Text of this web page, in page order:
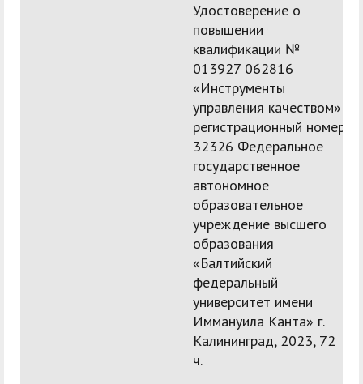
Удостоверение о
повышении
квалификации №
013927 062816
«Инструменты
управления качеством»
регистрационный номер
32326 Федеральное
государственное
автономное
образовательное
учреждение высшего
образования
«Балтийский
федеральный
университет имени
Иммануила Канта» г.
Калининград, 2023, 72
ч.